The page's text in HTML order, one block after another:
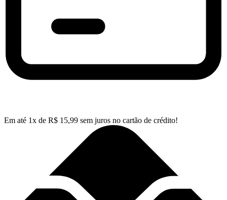
Em até 1x de R$ 15,99 sem juros no cartão de crédito!